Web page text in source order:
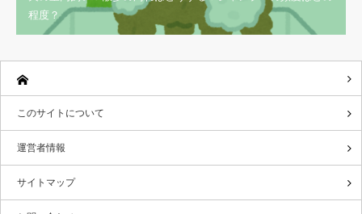
程度？
このサイトについて
運営者情報
サイトマップ